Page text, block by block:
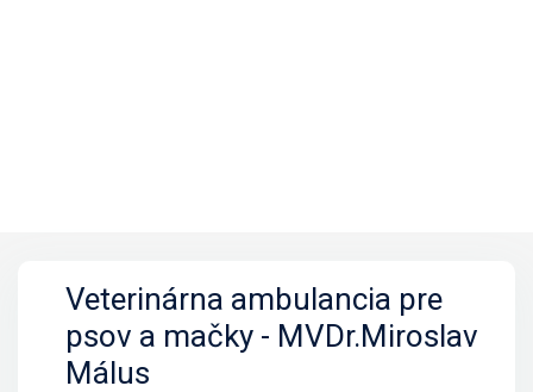
Veterinárna ambulancia pre
psov a mačky - MVDr.Miroslav
Málus